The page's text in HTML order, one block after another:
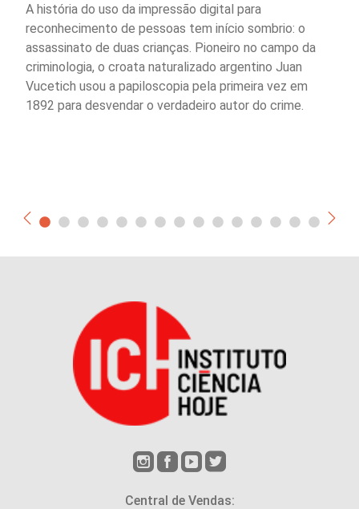
A história do uso da impressão digital para
reconhecimento de pessoas tem início sombrio: o
assassinato de duas crianças. Pioneiro no campo da
criminologia, o croata naturalizado argentino Juan
Vucetich usou a papiloscopia pela primeira vez em
1892 para desvendar o verdadeiro autor do crime.
Central de Vendas: